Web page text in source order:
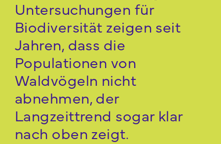
Untersuchungen für
Biodiversität zeigen seit
Jahren, dass die
Populationen von
Waldvögeln nicht
abnehmen, der
Langzeittrend sogar klar
nach oben zeigt.